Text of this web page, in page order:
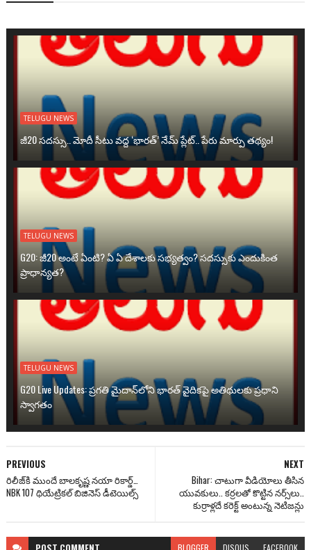
TELUGU NEWS
జీ20 సదస్సు.. మోదీ సీటు వద్ద ‘భారత్’ నేమ్ ప్లేట్‌.. పేరు మార్పు తథ్యం!
TELUGU NEWS
G20: జీ20 అంటే ఏంటి? ఏ ఏ దేశాలకు సభ్యత్వం? సదస్సుకు ఎందుకింత
ప్రాధాన్యత?
TELUGU NEWS
G20 Live Updates: ప్రగతి మైదాన్‌లోని భారత్ వైదికపై అతిథులకు ప్రధాని
స్వాగతం
NEXT
Bihar: చాటుగా వీడియోలు తీసిన
యువకులు.. కర్రలతో కొట్టిన నర్స్‌లు..
కుర్రాళ్లదే కరెక్ట్ అంటున్న నెటిజన్లు
PREVIOUS
రిలీజ్‌కి ముందే బాల‌కృష్ణ న‌యా రికార్డ్…
NBK 107 థియేట్రికల్ బిజినెస్ డీటెయిల్స్‌
BLOGGER DISQUS FACEBOOK